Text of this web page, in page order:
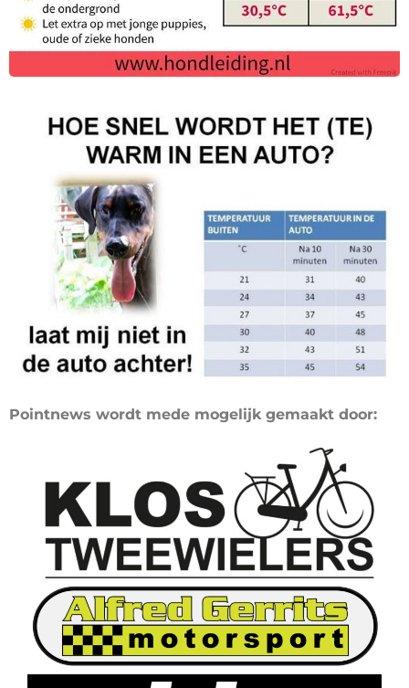
Pointnews wordt mede mogelijk gemaakt door: